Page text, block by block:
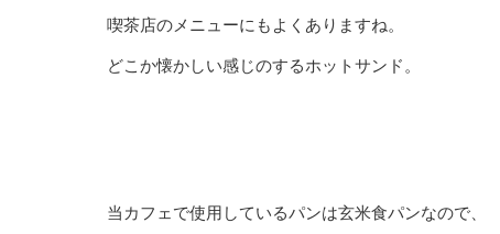
喫茶店のメニューにもよくありますね。
どこか懐かしい感じのするホットサンド。
当カフェで使用しているパンは玄米食パンなので、